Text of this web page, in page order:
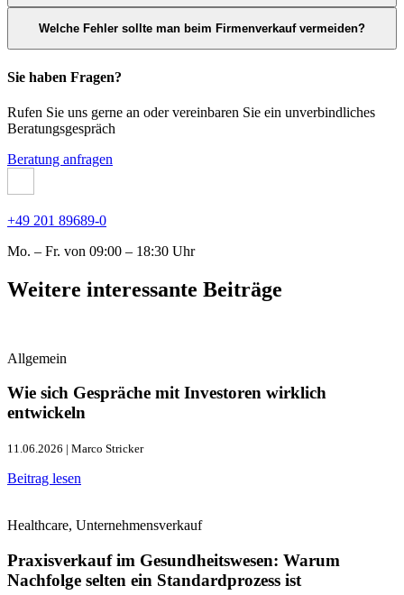
Welche Fehler sollte man beim Firmenverkauf vermeiden?
Sie haben Fragen?
Rufen Sie uns gerne an oder vereinbaren Sie ein unverbindliches
Beratungsgespräch
Beratung anfragen
+49 201 89689-0
Mo. – Fr. von 09:00 – 18:30 Uhr
Weitere interessante Beiträge
Allgemein
Wie sich Gespräche mit Investoren wirklich
entwickeln
11.06.2026 | Marco Stricker
Beitrag lesen
Healthcare, Unternehmensverkauf
Praxisverkauf im Gesundheitswesen: Warum
Nachfolge selten ein Standardprozess ist